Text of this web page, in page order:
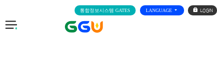
통합정보시스템 GATES LANGUAGE
로
그